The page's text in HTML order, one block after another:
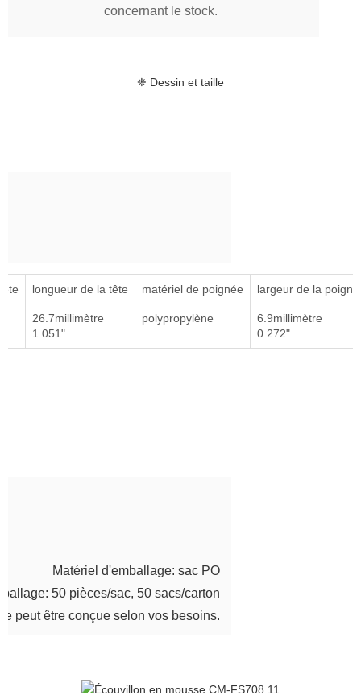
concernant le stock.
❈ Dessin et taille
longueur de la tête matériel de poignée largeur de la
26.7millimètre
1.051"
polypropylène
6.9millimètre
0.272"
Matériel d'emballage: sac PO
50 pièces/sac, 50 sacs/carton
peut être conçue selon vos besoins.